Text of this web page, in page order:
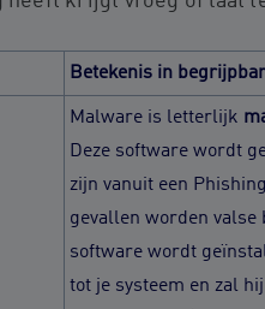
Betekenis in
Malware is letterlijk
Deze software wordt
zijn vanuit een
gevallen worden
software wordt
tot je systeem en zal